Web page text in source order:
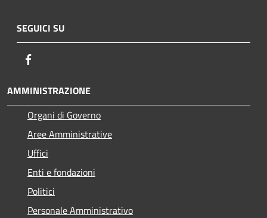
SEGUICI SU
AMMINISTRAZIONE
Organi di Governo
Aree Amministrative
Uffici
Enti e fondazioni
Politici
Personale Amministrativo